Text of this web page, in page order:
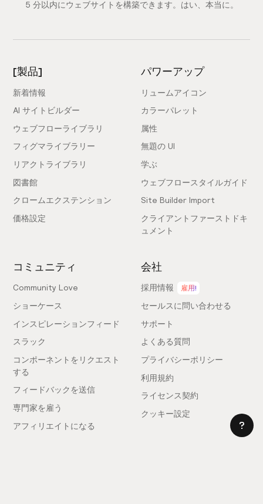
5 分以内にウェブサイトを構築できます。はい、本当に。
[製品]
新着情報
AI サイトビルダー
ウェブフローライブラリ
フィグマライブラリー
リアクトライブラリ
図書館
クロームエクステンション
価格設定
パワーアップ
リュームアイコン
カラーパレット
属性
無題の UI
学ぶ
ウェブフロースタイルガイド
Site Builder Import
クライアントファーストドキ
ュメント
コミュニティ
Community Love
ショーケース
インスピレーションフィード
スラック
コンポーネントをリクエスト
する
フィードバックを送信
専門家を雇う
アフィリエイトになる
会社
採用情報 雇用!
セールスに問い合わせる
サポート
よくある質問
プライバシーポリシー
利用規約
ライセンス契約
クッキー設定